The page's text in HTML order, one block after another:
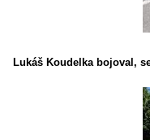
Lukáš Koudelka bojoval,